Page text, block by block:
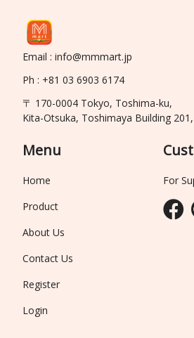
Email : info@mmmart.jp
Ph : +81 03 6903 6174
〒 170-0004 Tokyo, Toshima-ku,
Kita-Otsuka, Toshimaya Building
Menu
Home
Product
About Us
Contact Us
Register
Login
For